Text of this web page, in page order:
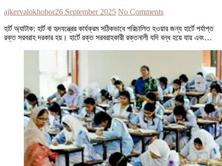
ajkervalokhobor26 September 2025 No Comments
হার্ট অ্যাটাক: হার্ট বা হৃদযন্ত্রের কার্যক্রম সঠিকভাবে পরিচালিত হওয়ার জন্য হার্টে পর্যাপ্ত
রক্ত সরবরাহ দরকার হয়। হার্টে রক্ত সরবরাহকারী রক্তনালী যদি বন্ধ হয়ে যায় এবং…